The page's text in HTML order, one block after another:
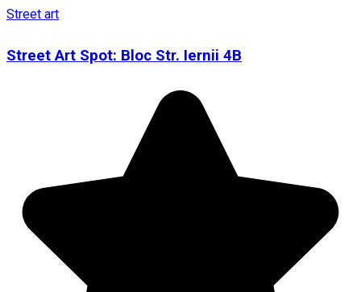
Street art
Street Art Spot: Bloc Str. Iernii 4B